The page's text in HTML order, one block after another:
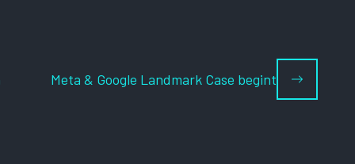
Meta & Google Landmark Case begint